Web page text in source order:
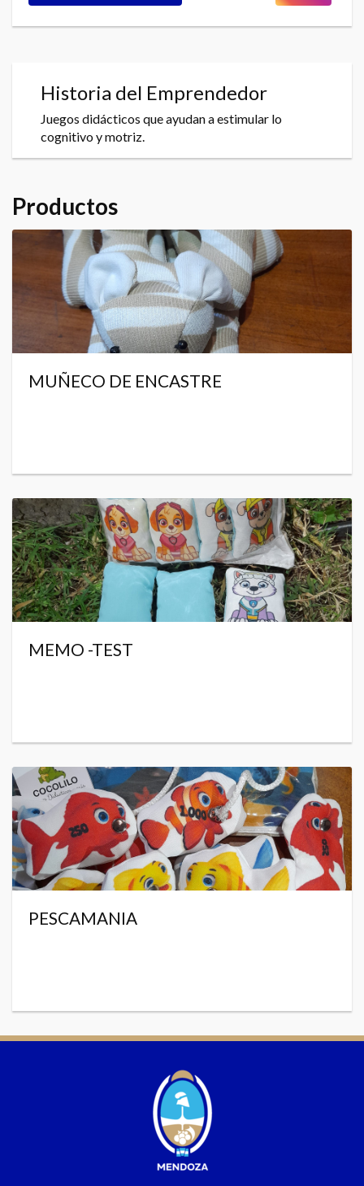
Historia del Emprendedor
Juegos didácticos que ayudan a estimular lo
cognitivo y motriz.
Productos
MUÑECO DE ENCASTRE
MEMO -TEST
PESCAMANIA